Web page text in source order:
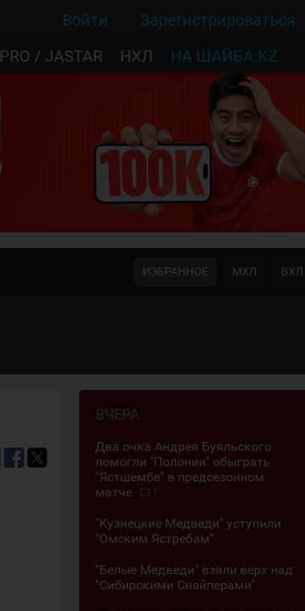
Войти
Зарегистрироваться
PRO / JASTAR НХЛ НА ШАЙБА.KZ
ИЗБРАННОЕ МХЛ ВХЛ
ВЧЕРА
Два очка Андрея Буяльского
помогли "Полонии" обыграть
"Ястшембе" в предсезонном
матче
1
"Кузнецкие Медведи" уступили
"Омским Ястребам"
"Белые Медведи" взяли верх над
"Сибирскими Снайперами"